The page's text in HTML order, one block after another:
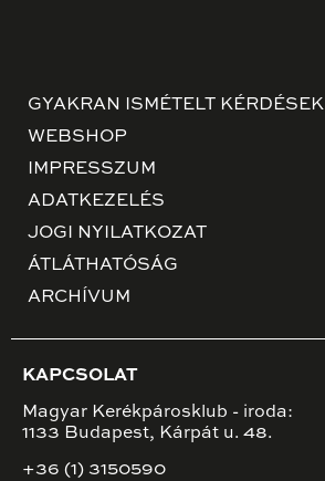
GYAKRAN ISMÉTELT KÉRDÉSEK
WEBSHOP
IMPRESSZUM
ADATKEZELÉS
JOGI NYILATKOZAT
ÁTLÁTHATÓSÁG
ARCHÍVUM
KAPCSOLAT
Magyar Kerékpárosklub - iroda:
1133 Budapest, Kárpát u. 48.
+36 (1) 3150590